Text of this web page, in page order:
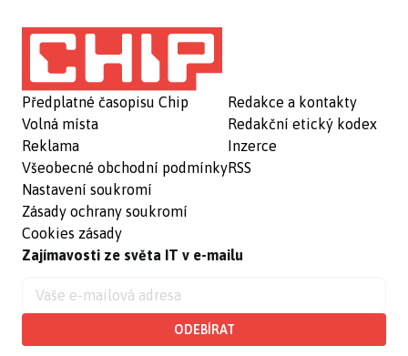
Předplatné časopisu Chip
Volná místa
Reklama
Všeobecné obchodní podmínky
Nastavení soukromí
Zásady ochrany soukromí
Cookies zásady
Redakce a kontakty
Redakční etický kodex
Inzerce
RSS
Zajímavosti ze světa IT v e-mailu
ODEBÍRAT